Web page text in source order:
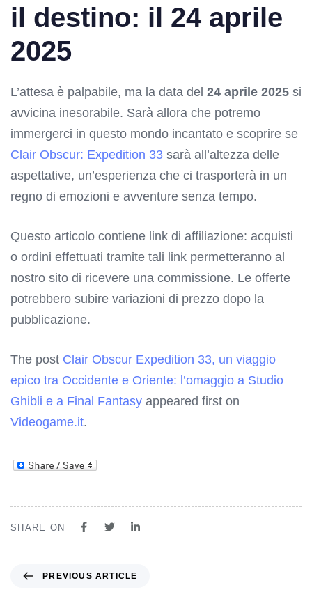
il destino: il 24 aprile
2025
L’attesa è palpabile, ma la data del 24 aprile 2025 si
avvicina inesorabile. Sarà allora che potremo
immergerci in questo mondo incantato e scoprire se
Clair Obscur: Expedition 33 sarà all’altezza delle
aspettative, un’esperienza che ci trasporterà in un
regno di emozioni e avventure senza tempo.
Questo articolo contiene link di affiliazione: acquisti
o ordini effettuati tramite tali link permetteranno al
nostro sito di ricevere una commissione. Le offerte
potrebbero subire variazioni di prezzo dopo la
pubblicazione.
The post Clair Obscur Expedition 33, un viaggio
epico tra Occidente e Oriente: l’omaggio a Studio
Ghibli e a Final Fantasy appeared first on
Videogame.it.
SHARE ON
PREVIOUS ARTICLE